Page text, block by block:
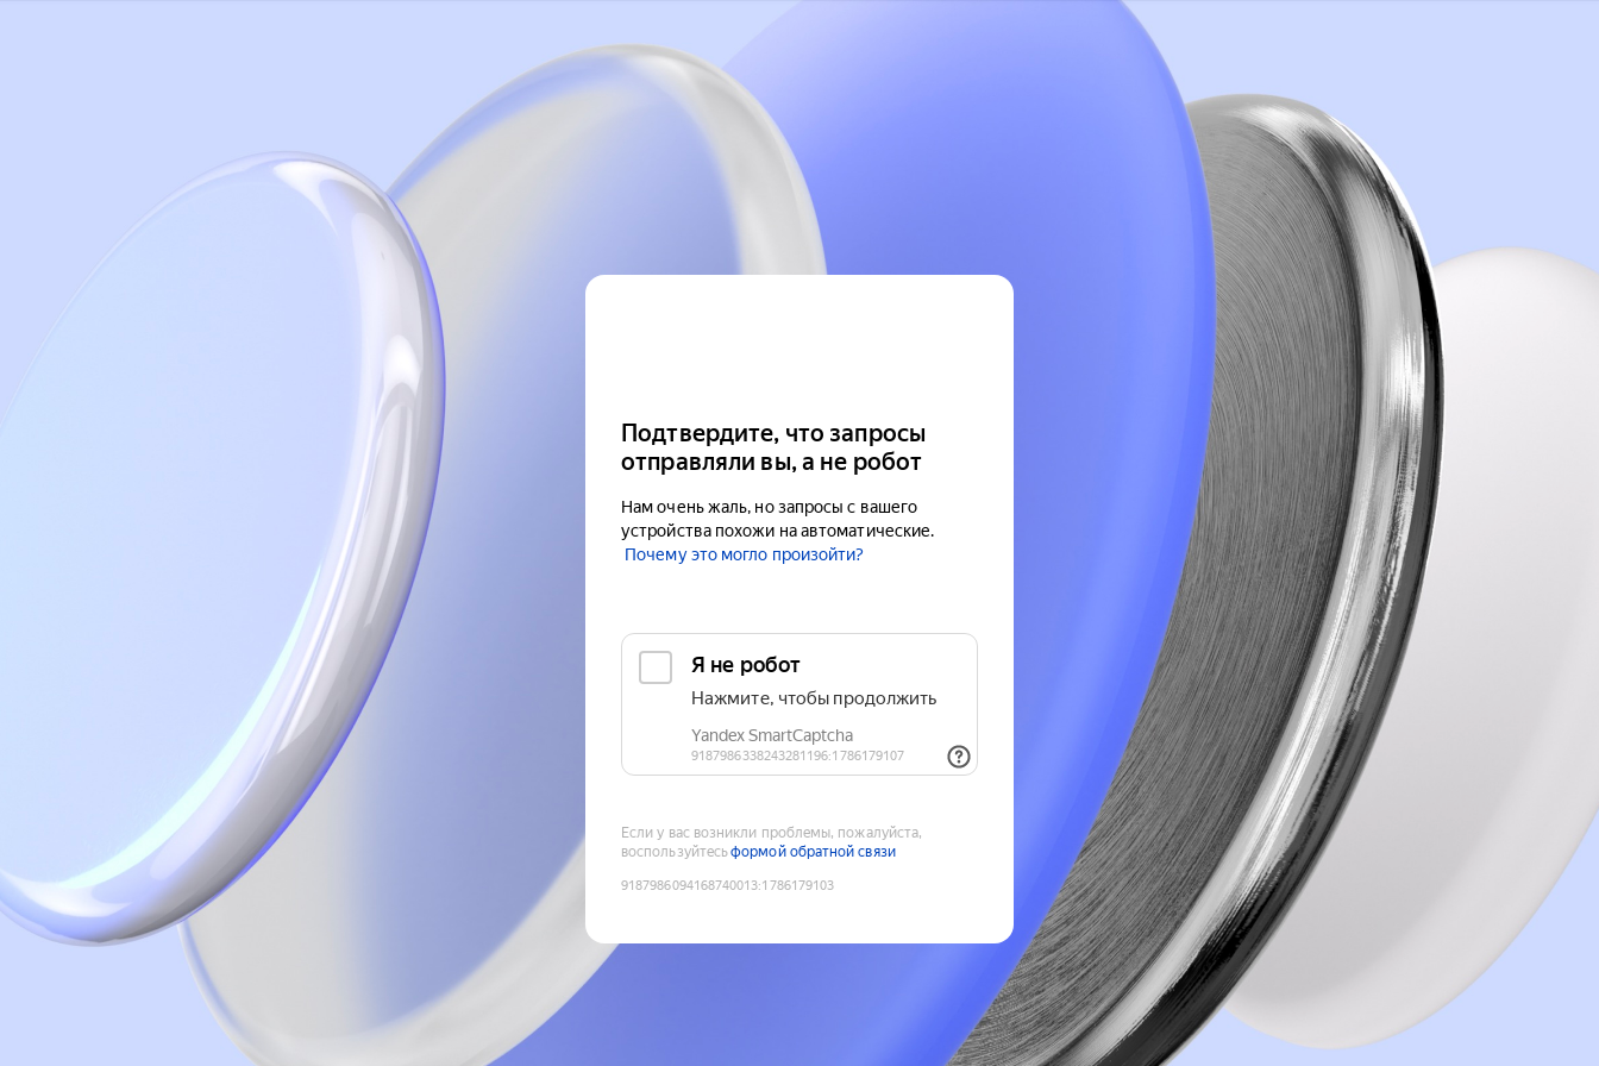
Подтвердите, что запросы
отправляли вы, а не робот
Нам очень жаль, но запросы с вашего
устройства похожи на автоматические.
Почему это могло произойти?
Если у вас возникли проблемы, пожалуйста,
воспользуйтесьформой обратной связи
9187986094168740013:1786179103